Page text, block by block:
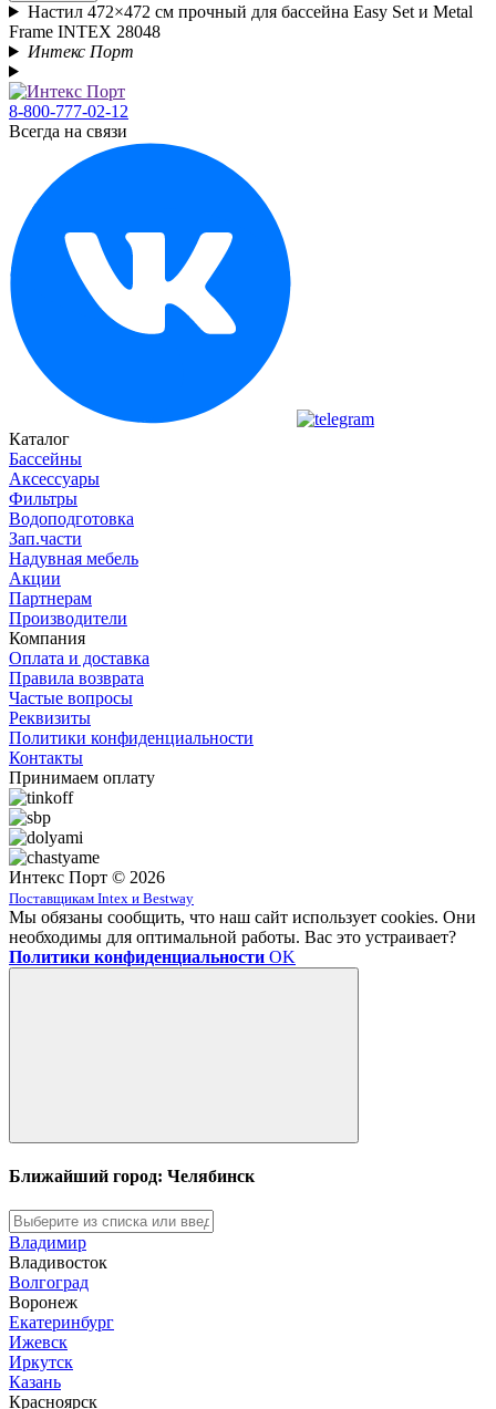
Настил 472×472 см прочный для бассейна Easy Set и Metal
Frame INTEX 28048
Интекс Порт
8-800-777-02-12
Всегда на связи
Каталог
Бассейны
Аксессуары
Фильтры
Водоподготовка
Зап.части
Надувная мебель
Акции
Партнерам
Производители
Компания
Оплата и доставка
Правила возврата
Частые вопросы
Реквизиты
Политики конфиденциальности
Контакты
Принимаем оплату
Интекс Порт © 2026
Поставщикам Intex и Bestway
Мы обязаны сообщить, что наш сайт использует cookies. Они
необходимы для оптимальной работы. Вас это устраивает?
Политики конфиденциальности OK
Ближайший город: Челябинск
Владимир
Владивосток
Волгоград
Воронеж
Екатеринбург
Ижевск
Иркутск
Казань
Красноярск